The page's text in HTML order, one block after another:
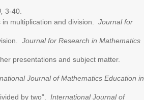
3-40.
multiplication and division. Journal for
Journal for Research in Mathematics
presentations and subject matter.
Journal of Mathematics Education in
by two”. International Journal of